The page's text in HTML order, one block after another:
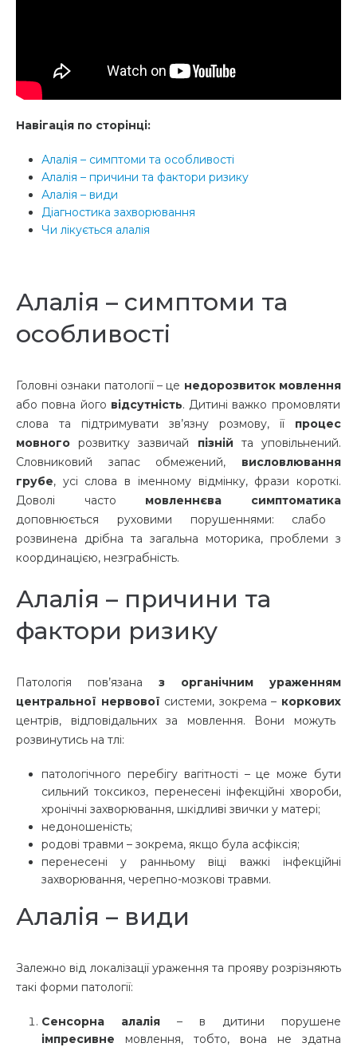
Навігація по сторінці:
Алалія – симптоми та особливості
Алалія – причини та фактори ризику
Алалія – види
Діагностика захворювання
Чи лікується алалія
Алалія – симптоми та
особливості
Головні ознаки патології – це недорозвиток мовлення
або повна його відсутність. Дитині важко промовляти
слова та підтримувати зв’язну розмову, її процес
мовного розвитку зазвичай пізній та уповільнений.
Словниковий запас обмежений, висловлювання
грубе, усі слова в іменному відмінку, фрази короткі.
Доволі часто мовленнєва симптоматика
доповнюється руховими порушеннями: слабо
розвинена дрібна та загальна моторика, проблеми з
координацією, незграбність.
Алалія – причини та
фактори ризику
Патологія пов’язана з органічним ураженням
центральної нервової системи, зокрема – коркових
центрів, відповідальних за мовлення. Вони можуть
розвинутись на тлі:
патологічного перебігу вагітності – це може бути
сильний токсикоз, перенесені інфекційні хвороби,
хронічні захворювання, шкідливі звички у матері;
недоношеність;
родові травми – зокрема, якщо була асфіксія;
перенесені у ранньому віці важкі інфекційні
захворювання, черепно-мозкові травми.
Алалія – види
Залежно від локалізації ураження та прояву розрізняють
такі форми патології:
Сенсорна алалія – в дитини порушене
імпресивне мовлення, тобто, вона не здатна